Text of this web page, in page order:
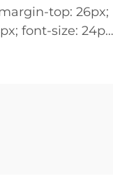
top: 26px;
font-size: 24px
content h3 {